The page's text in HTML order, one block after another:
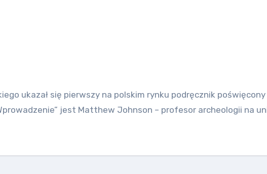
ukazał się pierwszy na polskim rynku podręcznik
jest Matthew Johnson – profesor archeologii na